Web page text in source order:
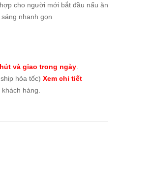
cho người mới bắt đầu nấu ăn
nhanh gọn
và giao trong ngày
hỏa tốc) Xem chi tiết
hàng.